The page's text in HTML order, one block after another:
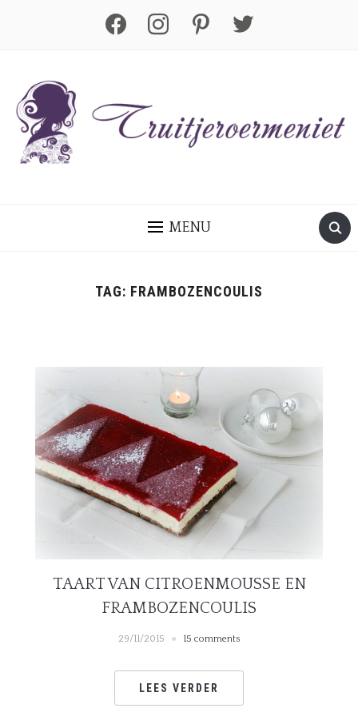
facebook instagram pinterest twitter
MENU
TAG: FRAMBOZENCOULIS
TAART VAN CITROENMOUSSE EN
FRAMBOZENCOULIS
29/11/2015 15 comments
LEES VERDER